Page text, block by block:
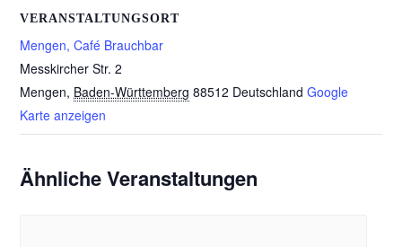
VERANSTALTUNGSORT
Mengen, Café Brauchbar
Messkircher Str. 2
Mengen, Baden-Württemberg 88512 Deutschland Google
Karte anzeigen
Ähnliche Veranstaltungen